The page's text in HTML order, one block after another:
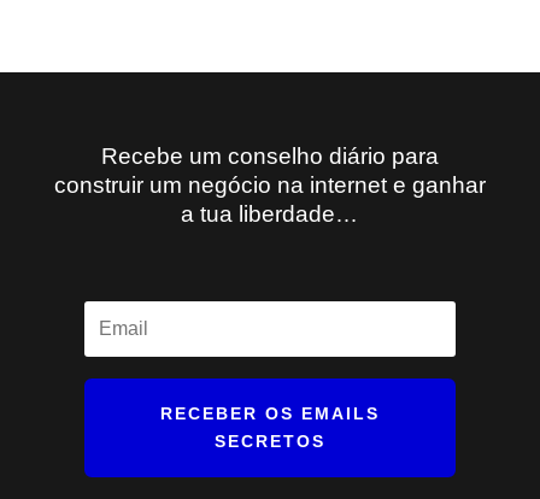
Recebe um conselho diário para
construir um negócio na internet e ganhar
a tua liberdade…
RECEBER OS EMAILS
SECRETOS